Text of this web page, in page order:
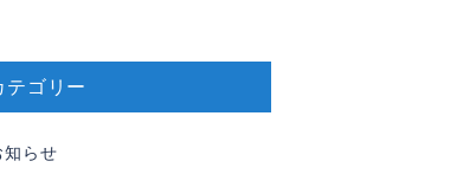
テゴリー
知らせ